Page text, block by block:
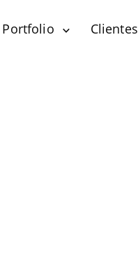
Portfolio Clientes